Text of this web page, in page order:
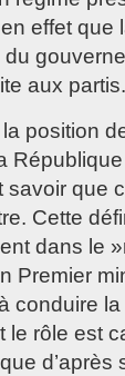
effet que
aux partis.
la position
savoir que
Cette
dans le
Premier
conduire
le rôle est